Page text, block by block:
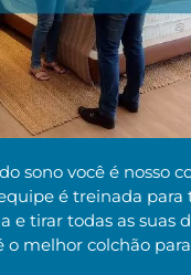
sono você é nosso
é treinada
e tirar todas as suas
o melhor colchão